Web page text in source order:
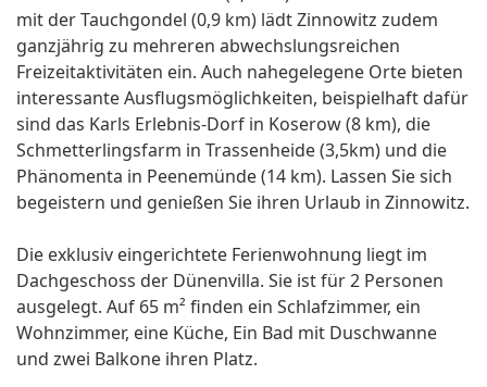
mit der Tauchgondel (0,9 km) lädt Zinnowitz zudem
ganzjährig zu mehreren abwechslungsreichen
Freizeitaktivitäten ein. Auch nahegelegene Orte bieten
interessante Ausflugsmöglichkeiten, beispielhaft dafür
sind das Karls Erlebnis-Dorf in Koserow (8 km), die
Schmetterlingsfarm in Trassenheide (3,5km) und die
Phänomenta in Peenemünde (14 km). Lassen Sie sich
begeistern und genießen Sie ihren Urlaub in Zinnowitz.
Die exklusiv eingerichtete Ferienwohnung liegt im
Dachgeschoss der Dünenvilla. Sie ist für 2 Personen
ausgelegt. Auf 65 m² finden ein Schlafzimmer, ein
Wohnzimmer, eine Küche, Ein Bad mit Duschwanne
und zwei Balkone ihren Platz.